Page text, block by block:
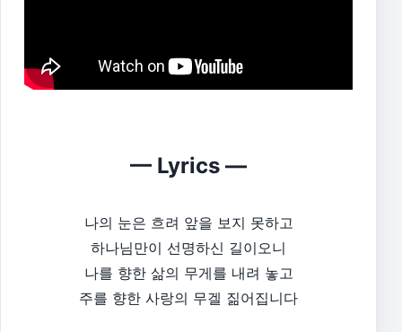
— Lyrics —
나의 눈은 흐려 앞을 보지 못하고
하나님만이 선명하신 길이오니
나를 향한 삶의 무게를 내려 놓고
주를 향한 사랑의 무겔 짊어집니다